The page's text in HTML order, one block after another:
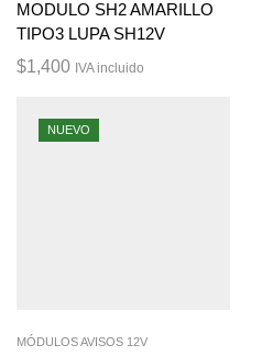
MODULO SH2 AMARILLO
TIPO3 LUPA SH12V
$1,400 IVA incluido
NUEVO
MÓDULOS AVISOS 12V